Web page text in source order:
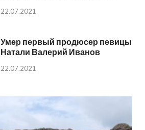
22.07.2021
Умер первый продюсер певицы
Натали Валерий Иванов
22.07.2021